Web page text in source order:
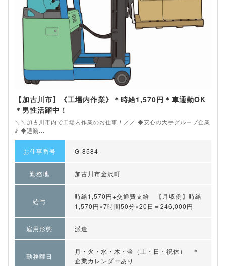
【加古川市】《工場内作業》＊時給1,570円＊車通勤OK
＊男性活躍中！
＼＼加古川市内で工場内作業のお仕事！／／ ◆安心の大手グループ企業
♪ ◆通勤...
お仕事番号 G-8584
勤務地 加古川市金沢町
給与
時給1,570円+交通費支給 【月収例】時給
1,570円×7時間50分×20日＝246,000円
雇用形態 派遣
勤務曜日
月・火・水・木・金（土・日・祝休） ＊
企業カレンダーあり